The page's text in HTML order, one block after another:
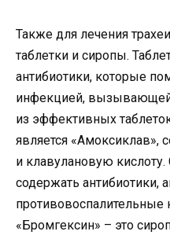
Также для лечения
таблетки и сиропы.
антибиотики, которые
инфекцией, вызывающей
из эффективных
является
и клавулановую
содержать антибиотики,
«Бромгексин» – это